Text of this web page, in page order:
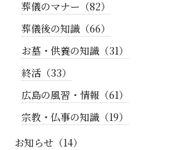
葬儀のマナー（82）
葬儀後の知識（66）
お墓・供養の知識（31）
終活（33）
広島の風習・情報（61）
宗教・仏事の知識（19）
お知らせ（14）